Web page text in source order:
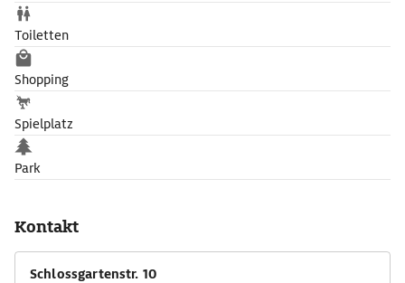
Toiletten
Shopping
Spielplatz
Park
Kontakt
Schlossgartenstr. 10